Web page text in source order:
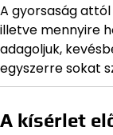
A gyorsaság
illetve mennyire
adagoljuk,
egyszerre sokat
A kísérlet